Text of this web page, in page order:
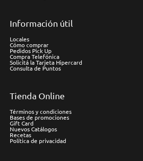
Información útil
Locales
Cómo comprar
Pedidos Pick Up
Compra Telefónica
Solicitá la Tarjeta Hipercard
Consulta de Puntos
Tienda Online
Términos y condiciones
Bases de promociones
Gift Card
Nuevos Catálogos
Recetas
Política de privacidad